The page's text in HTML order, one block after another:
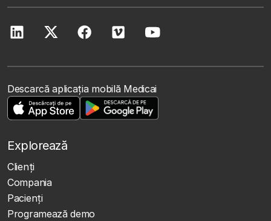
Descarcă aplicația mobilă Medicai
Explorează
Clienţi
Compania
Pacienți
Programează demo